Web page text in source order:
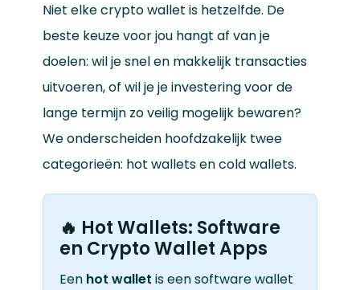
Niet elke crypto wallet is hetzelfde. De
beste keuze voor jou hangt af van je
doelen: wil je snel en makkelijk transacties
uitvoeren, of wil je je investering voor de
lange termijn zo veilig mogelijk bewaren?
We onderscheiden hoofdzakelijk twee
categorieën: hot wallets en cold wallets.
🔥 Hot Wallets: Software
en Crypto Wallet Apps
Een hot wallet is een software wallet